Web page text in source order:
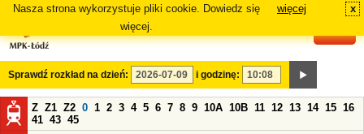
Nasza strona wykorzystuje pliki cookie. Dowiedz się
więcej.
więcej x
Sprawdź rozkład na dzień: i godzinę:
Z Z1 Z2 0 1 2 3 4 5 6 7 8 9 10A 10B 11 12 13 14 15 16
41 43 45